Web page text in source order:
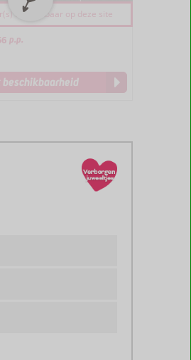
beschikbaar op deze site
p.p.